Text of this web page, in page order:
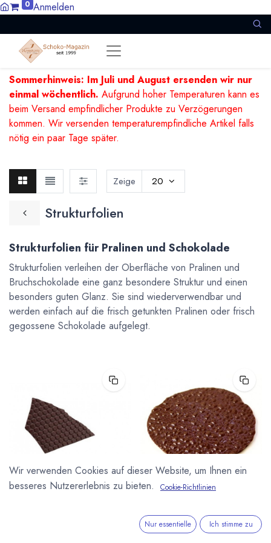
0 Anmelden
Sommerhinweis: Im Juli und August ersenden wir nur
einmal wöchentlich. Aufgrund hoher Temperaturen kann es
beim Versand empfindlicher Produkte zu Verzögerungen
kommen. Wir versenden temperaturempfindliche Artikel falls
nötig ein paar Tage später.
Strukturfolien
Zeige 20
Strukturfolien für Pralinen und Schokolade
Strukturfolien verleihen der Oberfläche von Pralinen und
Bruchschokolade eine ganz besondere Struktur und einen
besonders guten Glanz. Sie sind wiederverwendbar und
werden einfach auf die frisch getunkten Pralinen oder frisch
gegossene Schokolade aufgelegt.
Strukturfolie Bonbon Cristal
Valrhona. Motiv "Cristal".
Wir verwenden Cookies auf dieser Website, um Ihnen ein
besseres Nutzererlebnis zu bieten.
Cookie-Richtlinien
Nur essentielle Ich stimme zu